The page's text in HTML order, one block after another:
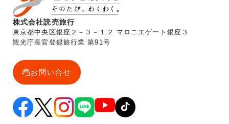
株式会社読売旅行
東京都中央区銀座２－３－１２ マロニエゲート銀座３
観光庁長官登録旅行業 第91号
お問い合せ